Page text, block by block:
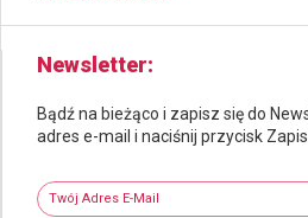
Newsletter
Bądź na bieżąco i zapisz się do
adres e-mail i naciśnij przycisk
Twój adres e-mail